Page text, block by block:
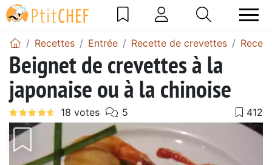
Recettes Entrée Recette de crevettes
Beignet de crevettes à la
japonaise ou à la chinoise